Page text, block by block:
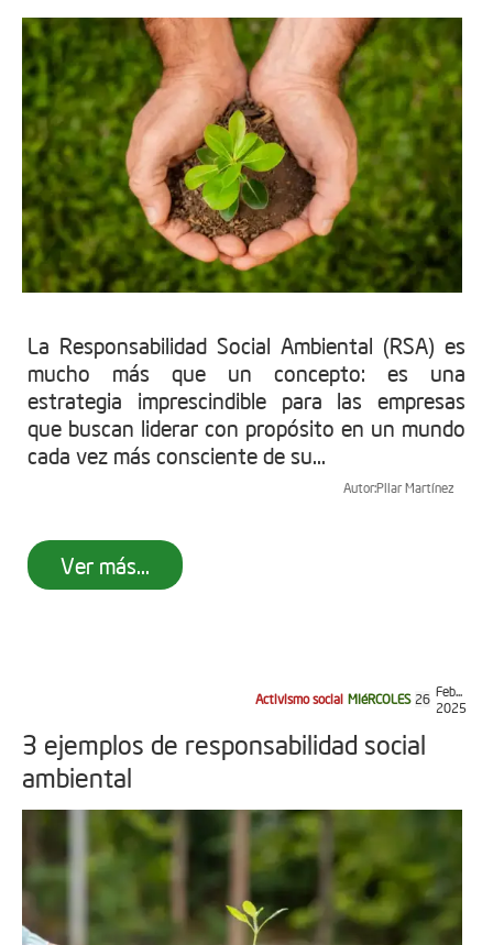
La Responsabilidad Social Ambiental (RSA) es
mucho más que un concepto: es una
estrategia imprescindible para las empresas
que buscan liderar con propósito en un mundo
cada vez más consciente de su...
Autor:Pilar Martínez
Ver más...
Activismo social MIéRCOLES 26 Feb...
2025
3 ejemplos de responsabilidad social
ambiental